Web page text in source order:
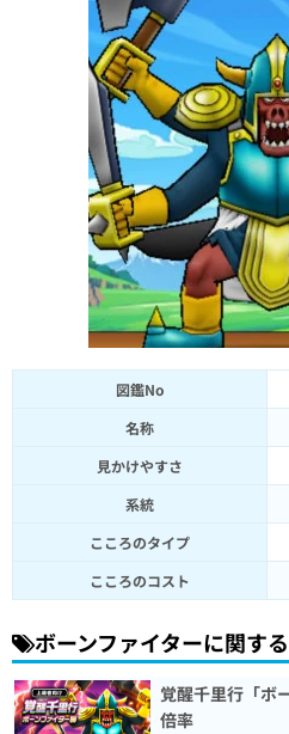
図鑑No
名称
見かけやすさ
系統
こころのタイプ
こころのコスト
ボーンファイターに関す
覚醒千里行「ボ
倍率